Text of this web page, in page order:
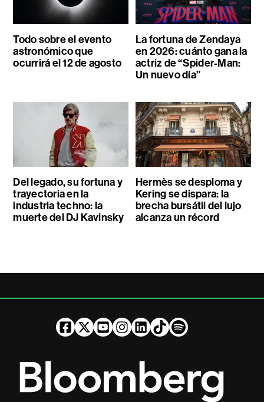
Todo sobre el evento
astronómico que
ocurrirá el 12 de agosto
La fortuna de Zendaya
en 2026: cuánto gana la
actriz de “Spider-Man:
Un nuevo día”
Del legado, su fortuna y
trayectoria en la
industria techno: la
muerte del DJ Kavinsky
Hermès se desploma y
Kering se dispara: la
brecha bursátil del lujo
alcanza un récord